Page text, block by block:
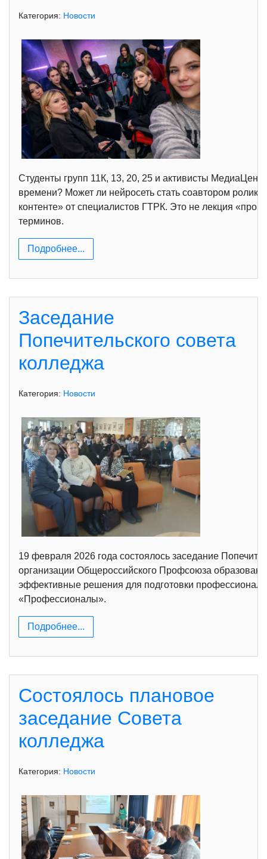
Категория: Новости
Студенты групп 11К, 13, 20, 25 и активисты
времени? Может ли нейросеть стать соавтором
контенте» от специалистов ГТРК. Это не лекция «про
терминов.
Подробнее...
Заседание
Попечительского совета
колледжа
Категория: Новости
19 февраля 2026 года состоялось заседание
организации Общероссийского Профсоюза
эффективные решения для подготовки
«Профессионалы».
Подробнее...
Состоялось плановое
заседание Совета
колледжа
Категория: Новости